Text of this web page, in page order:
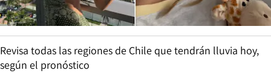
Revisa todas las regiones de Chile que tendrán lluvia hoy,
según el pronóstico